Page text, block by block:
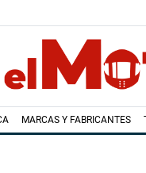
MARCAS Y FABRICANTES